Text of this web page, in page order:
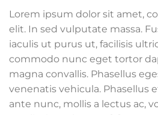
Lorem ipsum dolor sit amet,
elit. In sed vulputate massa.
iaculis ut purus ut, facilisis
commodo nunc eget tortor
magna convallis. Phasellus
venenatis vehicula. Phasellus
ante nunc, mollis a lectus ac,